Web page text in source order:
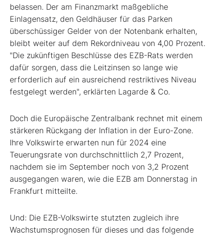
belassen. Der am Finanzmarkt maßgebliche
Einlagensatz, den Geldhäuser für das Parken
überschüssiger Gelder von der Notenbank erhalten,
bleibt weiter auf dem Rekordniveau von 4,00 Prozent.
"Die zukünftigen Beschlüsse des EZB-Rats werden
dafür sorgen, dass die Leitzinsen so lange wie
erforderlich auf ein ausreichend restriktives Niveau
festgelegt werden", erklärten Lagarde & Co.
Doch die Europäische Zentralbank rechnet mit einem
stärkeren Rückgang der Inflation in der Euro-Zone.
Ihre Volkswirte erwarten nun für 2024 eine
Teuerungsrate von durchschnittlich 2,7 Prozent,
nachdem sie im September noch von 3,2 Prozent
ausgegangen waren, wie die EZB am Donnerstag in
Frankfurt mitteilte.
Und: Die EZB-Volkswirte stutzten zugleich ihre
Wachstumsprognosen für dieses und das folgende